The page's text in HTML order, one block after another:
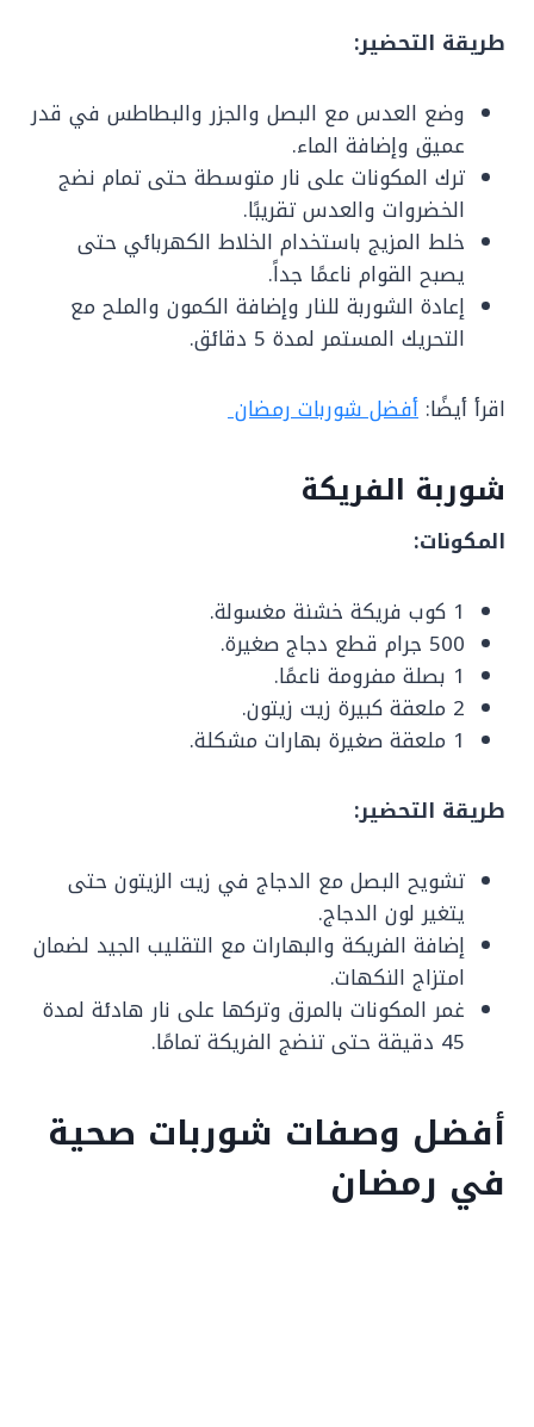
طريقة التحضير:
وضع العدس مع البصل والجزر والبطاطس في قدر
عميق وإضافة الماء.
ترك المكونات على نار متوسطة حتى تمام نضج
الخضروات والعدس تقريبًا.
خلط المزيج باستخدام الخلاط الكهربائي حتى
يصبح القوام ناعمًا جداً.
إعادة الشوربة للنار وإضافة الكمون والملح مع
التحريك المستمر لمدة 5 دقائق.
اقرأ أيضًا: أفضل شوربات رمضان
شوربة الفريكة
المكونات:
1 كوب فريكة خشنة مغسولة.
500 جرام قطع دجاج صغيرة.
1 بصلة مفرومة ناعمًا.
2 ملعقة كبيرة زيت زيتون.
1 ملعقة صغيرة بهارات مشكلة.
طريقة التحضير:
تشويح البصل مع الدجاج في زيت الزيتون حتى
يتغير لون الدجاج.
إضافة الفريكة والبهارات مع التقليب الجيد لضمان
امتزاج النكهات.
غمر المكونات بالمرق وتركها على نار هادئة لمدة
45 دقيقة حتى تنضج الفريكة تمامًا.
أفضل وصفات شوربات صحية
في رمضان